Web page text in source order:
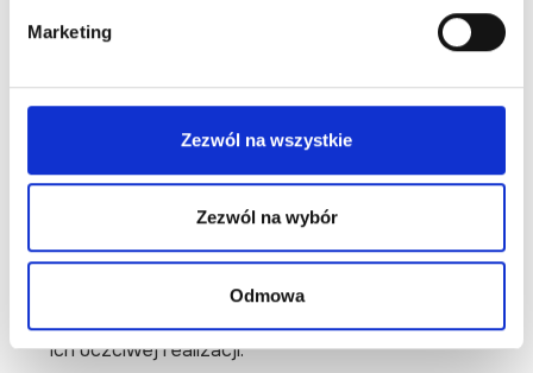
Marketing
Zezwól na wszystkie
Zezwól na wybór
Odmowa
skomplikowanym i przykrym procesem. Dlatego też
jesteśmy do Państwa dyspozycji w drodze do
Oferujemy kompleksową obsługę prawną całego
procesu, a dodatkowo na poszczególnych etapach
postępowania świadczymy usługi takie jak:
zakresu i wysokości poniesionej szkody,
pomoc ze strony rzeczoznawców przy weryfikacji
stanowiska ubezpieczyciela (w tym m.in. solidna
analiza i ocena sporządzonych wyliczeń i
analiza warunków zawartej umowy ubezpieczenia
oraz uczestnictwo w negocjacjach dotyczących
ich uczciwej realizacji.